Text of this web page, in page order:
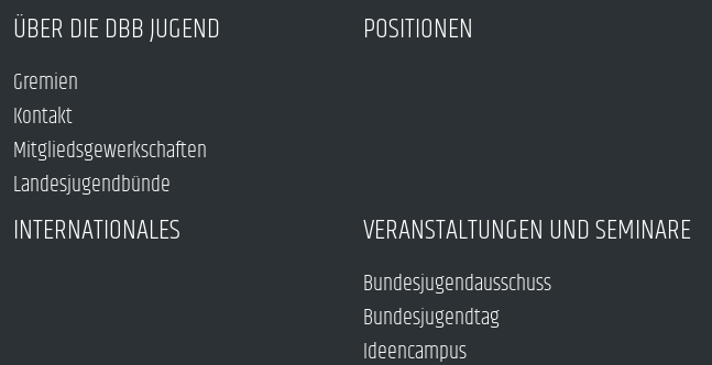
ÜBER DIE DBB JUGEND
Gremien
Kontakt
Mitgliedsgewerkschaften
Landesjugendbünde
POSITIONEN
INTERNATIONALES VERANSTALTUNGEN UND SEMINARE
Bundesjugendausschuss
Bundesjugendtag
Ideencampus